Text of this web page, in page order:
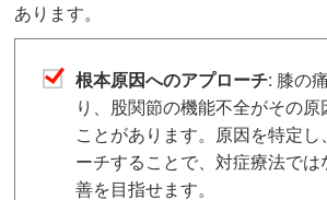
あります。
根本原因へのアプローチ: 膝の
り、股関節の機能不全がその原
ことがあります。原因を特定し
ーチすることで、対症療法では
善を目指せます。